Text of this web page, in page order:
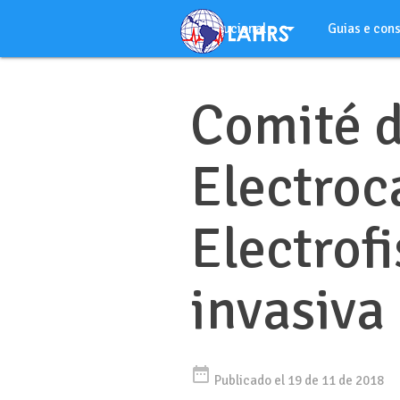
Institucional arrow_drop_down Guias e
Comité
invasiva
date_range Publicado el 19 de 11 de 2018